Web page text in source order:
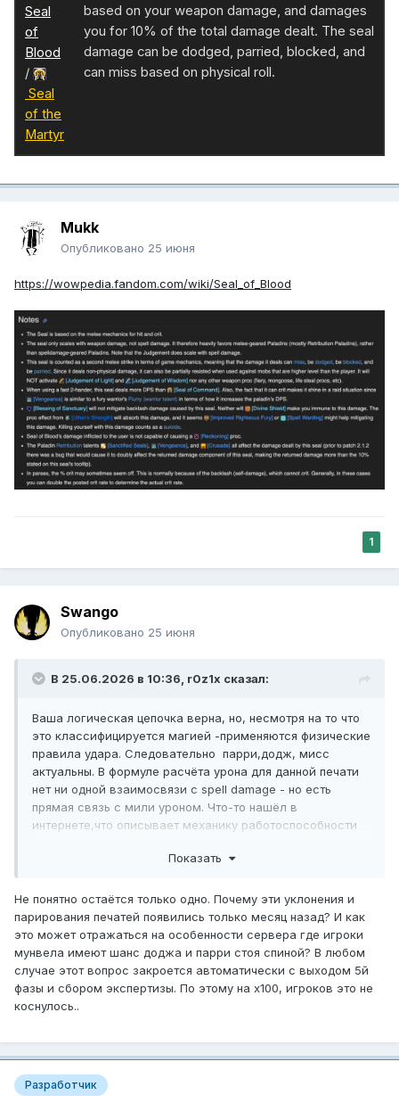
Seal
of
Blood
/
Seal
of the
Martyr
based on your weapon damage, and damages
you for 10% of the total damage dealt. The seal
damage can be dodged, parried, blocked, and
can miss based on physical roll.
Mukk
Опубликовано 25 июня
https://wowpedia.fandom.com/wiki/Seal_of_Blood
1
Swango
Опубликовано 25 июня
В 25.06.2026 в 10:36, r0z1x сказал:
Ваша логическая цепочка верна, но, несмотря на то что
это классифицируется магией -применяются физические
правила удара. Следовательно парри,додж, мисс
актуальны. В формуле расчёта урона для данной печати
нет ни одной взаимосвязи с spell damage - но есть
прямая связь с мили уроном. Что-то нашёл в
интернете,что описывает механику работоспособности
https://www.wowhead.com/tbc/guide/classes/paladin/r
Seal
of
Blood
/
of
the
Marty
Deals holy damage on every melee swing
based on your weapon damage, and
damages you for 10% of the total damage
dealt. The seal damage can be dodged,
Показать
Не понятно остаётся только одно. Почему эти уклонения и
парирования печатей появились только месяц назад? И как
это может отражаться на особенности сервера где игроки
мунвела имеют шанс доджа и парри стоя спиной? В любом
случае этот вопрос закроется автоматически с выходом 5й
фазы и сбором экспертизы. По этому на х100, игроков это не
коснулось..
Разработчик